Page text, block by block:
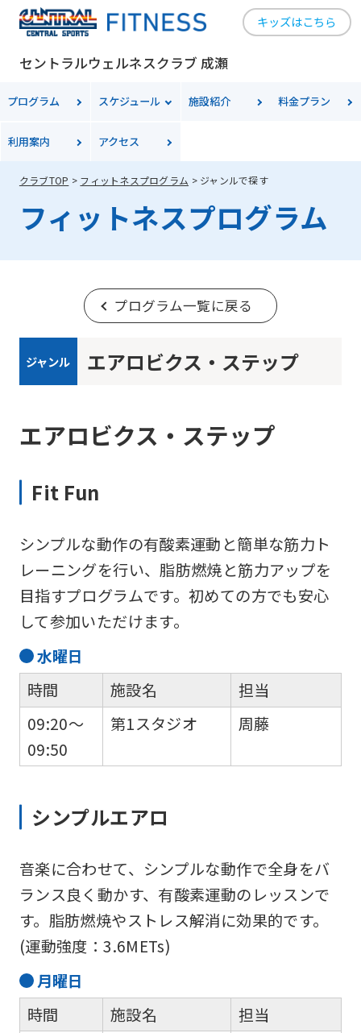
キッズはこちら
セントラルウェルネスクラブ 成瀬
プログラム スケジュール 施設紹介 料金プラン
利用案内 アクセス
クラブTOP フィットネスプログラム ジャンルで探す
フィットネスプログラム
プログラム一覧に戻る
ジャンル エアロビクス・ステップ
エアロビクス・ステップ
Fit Fun
シンプルな動作の有酸素運動と簡単な筋力ト
レーニングを行い、脂肪燃焼と筋力アップを
目指すプログラムです。初めての方でも安心
して参加いただけます。
水曜日
時間
09:20～
09:50
施設名
第1スタジオ
担当
周藤
シンプルエアロ
音楽に合わせて、シンプルな動作で全身をバ
ランス良く動かす、有酸素運動のレッスンで
す。脂肪燃焼やストレス解消に効果的です。
(運動強度：3.6METs)
月曜日
時間
施設名
担当